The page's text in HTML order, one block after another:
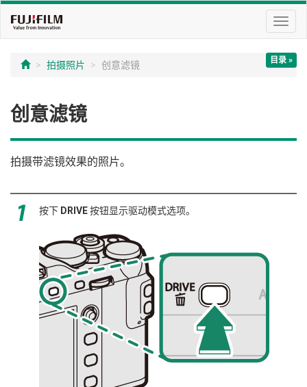
切
换
航
目录 »
拍摄照片 创意滤镜
创意滤镜
拍摄带滤镜效果的照片。
按下 DRIVE按钮显示驱动模式选项。